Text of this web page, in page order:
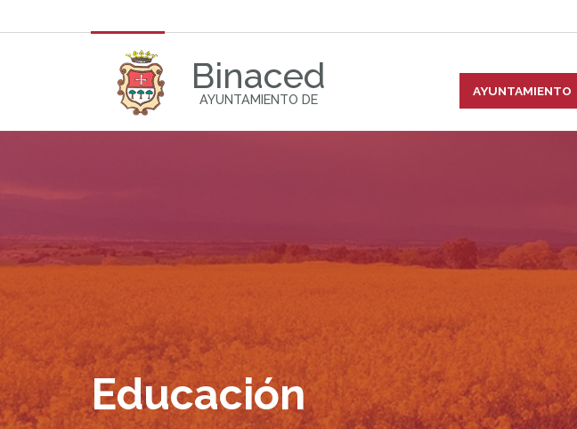
Binaced
AYUNTAMIENTO DE
AYUNTAMIENTO
Educación